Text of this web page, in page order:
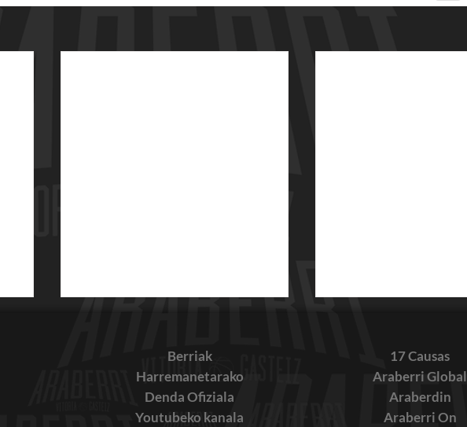
EUTSI LUKA!
Berriak
Harremanetarako
Denda Ofiziala
Youtubeko kanala
17 Causas
Araberri Global
Araberdin
Araberri On